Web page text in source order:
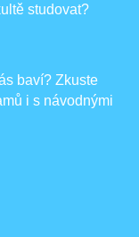
studovat?
baví? Zkuste
i s návodnými